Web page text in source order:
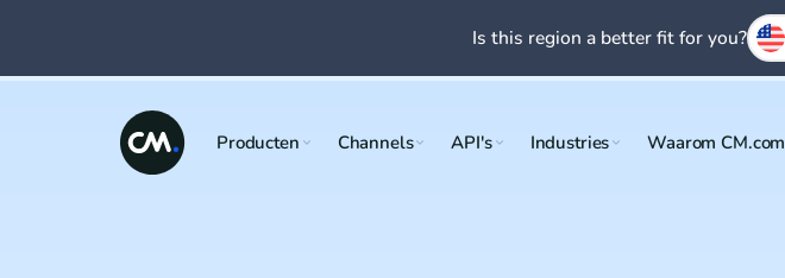
Producten Channels API's Industries Waarom CM.com
Is this region a better fit for you?